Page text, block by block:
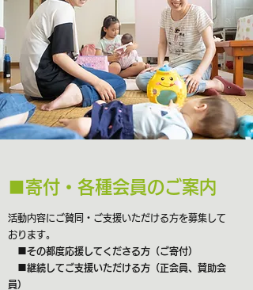
■寄付・各種会員のご案内
活動内容にご賛同・ご支援いただける方を募集して
おります。
■その都度応援してくださる方（ご寄付）
■継続してご支援いただける方（正会員、賛助会
員）